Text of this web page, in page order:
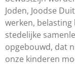
Joden, Joodse
werken,
stedelijke
opgebouwd, dat
onze kinderen